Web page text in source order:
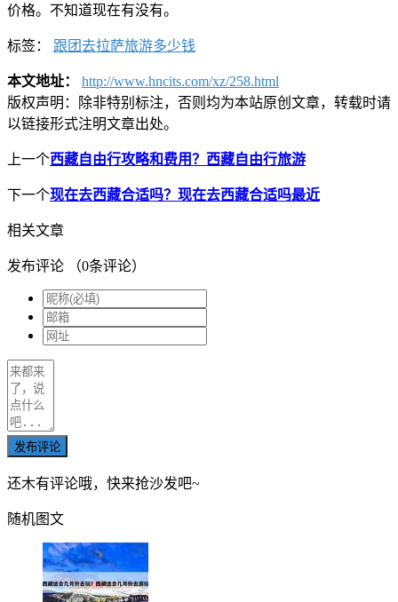
价格。不知道现在有没有。
标签： 跟团去拉萨旅游多少钱
本文地址：
http://www.hncits.com/xz/258.html
版权声明：
除非特别标注，否则均为本站原创文章，转载时请
以链接形式注明文章出处。
上一个西藏自由行攻略和费用？西藏自由行旅游
下一个现在去西藏合适吗？现在去西藏合适吗最近
相关文章
发布评论 （0条评论）
发布评论
还木有评论哦，快来抢沙发吧~
随机图文